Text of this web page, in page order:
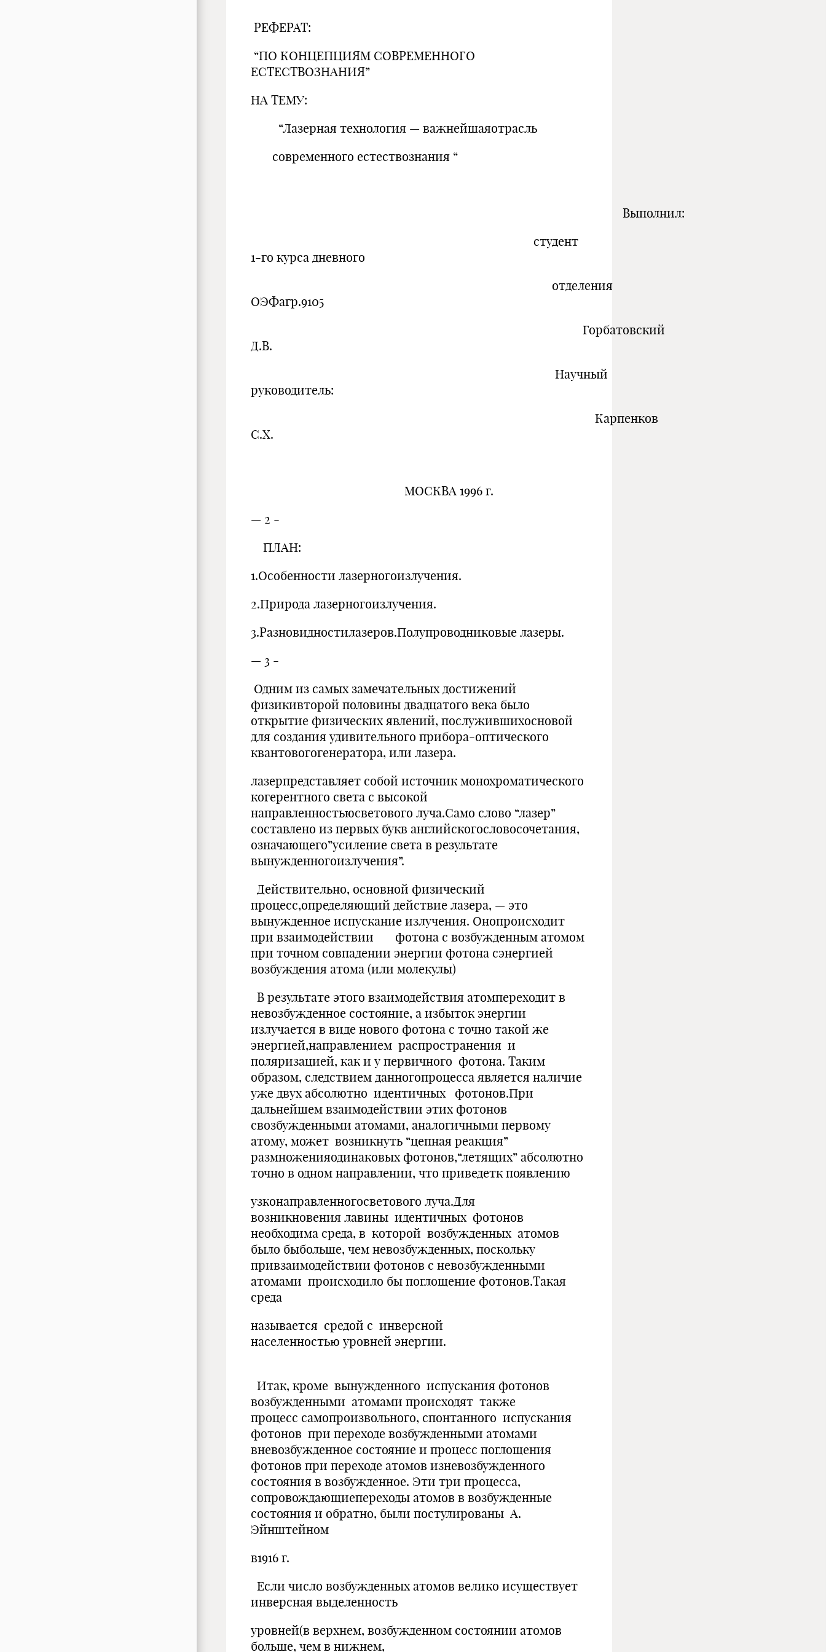
РЕФЕРАТ:
“ПО КОНЦЕПЦИЯМ СОВРЕМЕННОГО
ЕСТЕСТВОЗНАНИЯ”
НА ТЕМУ:
“Лазерная технология — важнейшаяотрасль
современного естествознания “
студент
1-го курса дневного
отделения
ОЭФагр.9105
Горбатовский
Д.В.
Научный
руководитель:
Карпенков
С.Х.
МОСКВА 1996 г.
— 2 -
ПЛАН:
1.Особенности лазерногоизлучения.
2.Природа лазерногоизлучения.
3.Разновидностилазеров.Полупроводниковые лазеры.
— 3 -
Одним из самых замечательных достижений
физикивторой половины двадцатого века было
открытие физических явлений, послужившихосновой
для создания удивительного прибора-оптического
квантовогогенератора, или лазера.
лазерпредставляет собой источник монохроматического
когерентного света с высокой
направленностьюсветового луча.Само слово “лазер”
составлено из первых букв английскогословосочетания,
означающего”усиление света в результате
вынужденногоизлучения”.
Действительно, основной физический
процесс,определяющий действие лазера, — это
вынужденное испускание излучения. Онопроисходит
при взаимодействии фотона с возбужденным атомом
при точном совпадении энергии фотона сэнергией
возбуждения атома (или молекулы)
В результате этого взаимодействия атомпереходит в
невозбужденное состояние, а избыток энергии
излучается в виде нового фотона с точно такой же
энергией,направлением распространения и
поляризацией, как и у первичного фотона. Таким
образом, следствием данногопроцесса является наличие
уже двух абсолютно идентичных фотонов.При
дальнейшем взаимодействии этих фотонов
свозбужденными атомами, аналогичными первому
атому, может возникнуть “цепная реакция”
размноженияодинаковых фотонов,“летящих” абсолютно
точно в одном направлении, что приведетк появлению
узконаправленногосветового луча.Для
возникновения лавины идентичных фотонов
необходима среда, в которой возбужденных атомов
было быбольше, чем невозбужденных, поскольку
привзаимодействии фотонов с невозбужденными
атомами происходило бы поглощение фотонов.Такая
среда
называется средой с инверсной
населенностью уровней энергии.
Итак, кроме вынужденного испускания фотонов
возбужденными атомами происходят также
процесс самопроизвольного, спонтанного испускания
фотонов при переходе возбужденными атомами
вневозбужденное состояние и процесс поглощения
фотонов при переходе атомов изневозбужденного
состояния в возбужденное. Эти три процесса,
сопровождающиепереходы атомов в возбужденные
состояния и обратно, были постулированы А.
Эйнштейном
в1916 г.
Если число возбужденных атомов велико исуществует
инверсная выделенность
уровней(в верхнем, возбужденном состоянии атомов
больше, чем в нижнем,